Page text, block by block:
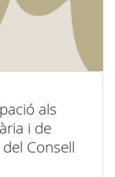
als
i de
Consell